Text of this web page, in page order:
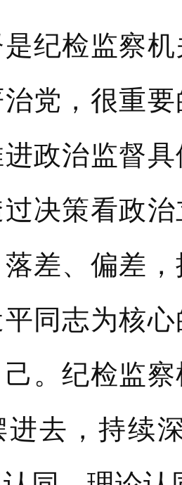
检监察机
党，很重
政治监督
决策看政
差、偏差
平同志为核
。纪检监
进去，持续